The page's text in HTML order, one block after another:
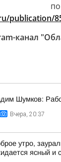
publication/
канал
Шумков:
Вчера, 20:37
утро,
ясный и